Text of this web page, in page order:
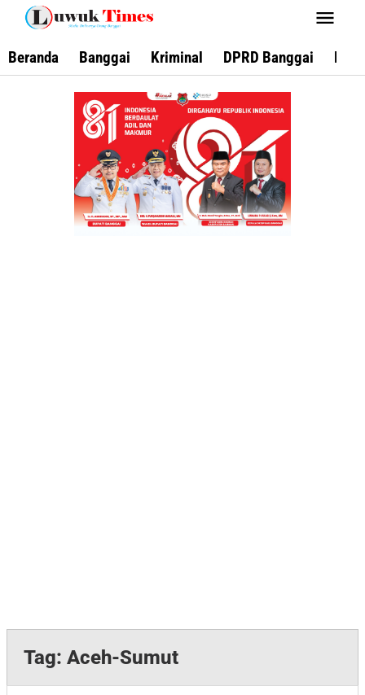
Lewati
konten
Beranda Banggai Kriminal DPRD Banggai
Tag: Aceh-Sumut